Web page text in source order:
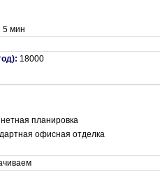
5 мин
18000
планировка
офисная отделка